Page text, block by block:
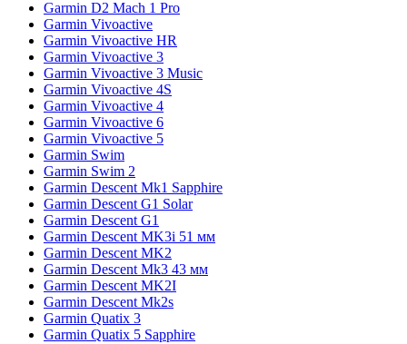
Garmin D2 Mach 1 Pro
Garmin Vivoactive
Garmin Vivoactive HR
Garmin Vivoactive 3
Garmin Vivoactive 3 Music
Garmin Vivoactive 4S
Garmin Vivoactive 4
Garmin Vivoactive 6
Garmin Vivoactive 5
Garmin Swim
Garmin Swim 2
Garmin Descent Mk1 Sapphire
Garmin Descent G1 Solar
Garmin Descent G1
Garmin Descent MK3i 51 мм
Garmin Descent MK2
Garmin Descent Mk3 43 мм
Garmin Descent MK2I
Garmin Descent Mk2s
Garmin Quatix 3
Garmin Quatix 5 Sapphire